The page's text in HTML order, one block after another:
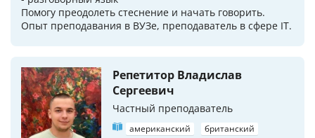
Помогу преодолеть стеснение и начать говорить.
Опыт преподавания в ВУЗе, преподаватель в сфере IT.
Репетитор Владислав
Сергеевич
Частный преподаватель
американский
британский